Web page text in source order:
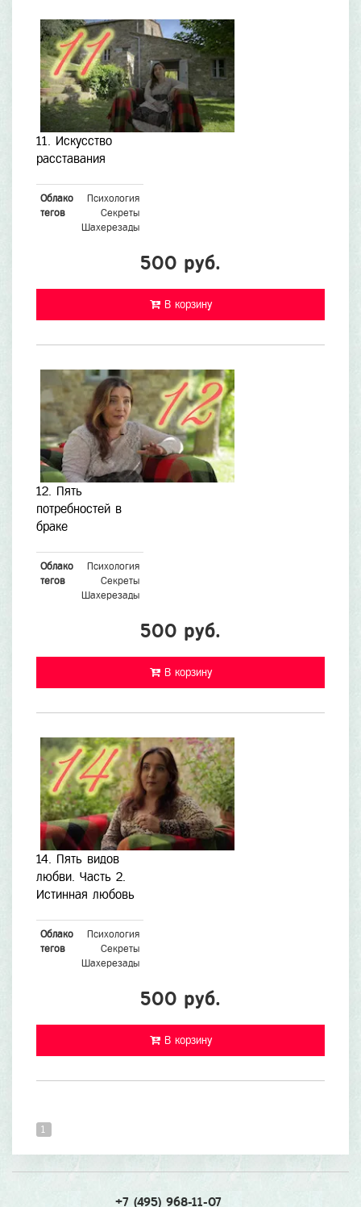
11. Искусство
расставания
Облако
тегов
Психология
Секреты
Шахерезады
500 руб.
В корзину
12. Пять
потребностей в
браке
Облако
тегов
Психология
Секреты
Шахерезады
500 руб.
В корзину
14. Пять видов
любви. Часть 2.
Истинная любовь
Облако
тегов
Психология
Секреты
Шахерезады
500 руб.
В корзину
1
+7 (495) 968-11-07